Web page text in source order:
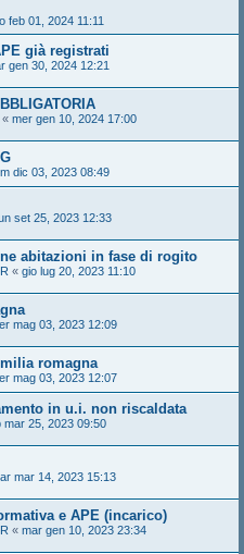
feb 01, 2024 11:11
già registrati
gen 30, 2024 12:21
« mer gen 10, 2024 17:00
dic 03, 2023 08:49
set 25, 2023 12:33
abitazioni in fase di rogito
« gio lug 20, 2023 11:10
mag 03, 2023 12:09
romagna
mag 03, 2023 12:07
in u.i. non riscaldata
mar 25, 2023 09:50
mar 14, 2023 15:13
e APE (incarico)
« mar gen 10, 2023 23:34